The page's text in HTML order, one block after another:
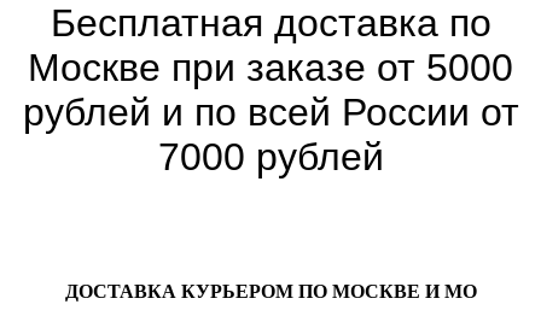
Бесплатная доставка по
Москве при заказе от 5000
рублей и по всей России от
7000 рублей
ДОСТАВКА КУРЬЕРОМ ПО МОСКВЕ И МО